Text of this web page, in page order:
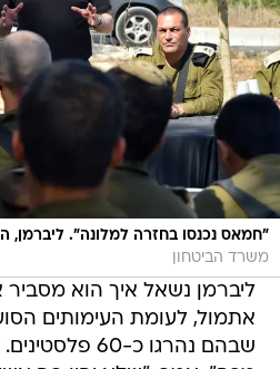
"חמאס נכנסו בחזרה למלונה". ליברמן,
משרד הביטחון
ליברמן נשאל איך הוא
אתמול, לעומת העימותים
שבהם נהרגו כ-